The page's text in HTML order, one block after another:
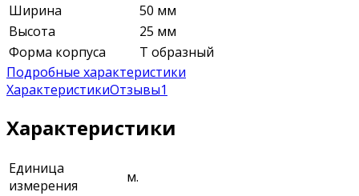
Ширина
50 мм
Высота
25 мм
Форма корпуса
Т образный
Подробные характеристики
ХарактеристикиОтзывы1
Характеристики
Единица
измерения
м.